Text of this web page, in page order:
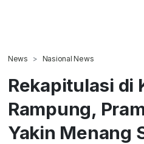
News Nasional News
Rekapitulasi di
Rampung,
Yakin Menang